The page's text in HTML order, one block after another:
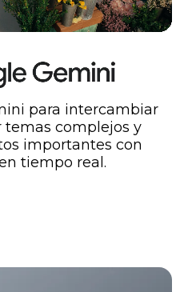
para intercambiar
temas complejos y
importantes con
tiempo real.